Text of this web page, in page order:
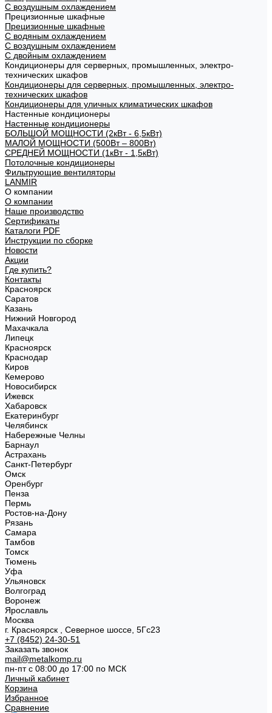
С воздушным охлаждением
Прецизионные шкафные
Прецизионные шкафные
С водяным охлаждением
С воздушным охлаждением
С двойным охлаждением
Кондиционеры для серверных, промышленных, электро-
технических шкафов
Кондиционеры для серверных, промышленных, электро-
технических шкафов
Кондиционеры для уличных климатических шкафов
Настенные кондиционеры
Настенные кондиционеры
БОЛЬШОЙ МОЩНОСТИ (2кВт - 6,5кВт)
МАЛОЙ МОЩНОСТИ (500Вт – 800Вт)
СРЕДНЕЙ МОЩНОСТИ (1кВт - 1,5кВт)
Потолочные кондиционеры
Фильтрующие вентиляторы
LANMIR
О компании
О компании
Наше производство
Сертификаты
Каталоги PDF
Инструкции по сборке
Новости
Акции
Где купить?
Контакты
Красноярск
Саратов
Казань
Нижний Новгород
Махачкала
Липецк
Красноярск
Краснодар
Киров
Кемерово
Новосибирск
Ижевск
Хабаровск
Екатеринбург
Челябинск
Набережные Челны
Барнаул
Астрахань
Санкт-Петербург
Омск
Оренбург
Пенза
Пермь
Ростов-на-Дону
Рязань
Самара
Тамбов
Томск
Тюмень
Уфа
Ульяновск
Волгоград
Воронеж
Ярославль
Москва
г. Красноярск , Северное шоссе, 5Гс23
+7 (8452) 24-30-51
Заказать звонок
mail@metalkomp.ru
пн-пт с 08:00 до 17:00 по МСК
Личный кабинет
Корзина
Избранное
Сравнение